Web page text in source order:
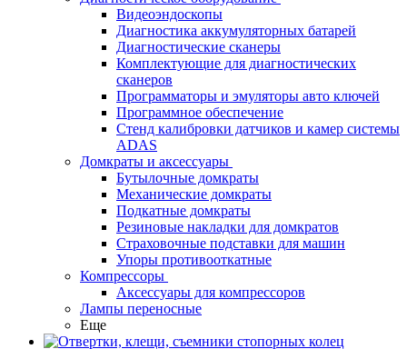
Видеоэндоскопы
Диагностика аккумуляторных батарей
Диагностические сканеры
Комплектующие для диагностических
сканеров
Программаторы и эмуляторы авто ключей
Программное обеспечение
Стенд калибровки датчиков и камер системы
ADAS
Домкраты и аксессуары
Бутылочные домкраты
Механические домкраты
Подкатные домкраты
Резиновые накладки для домкратов
Страховочные подставки для машин
Упоры противооткатные
Компрессоры
Аксессуары для компрессоров
Лампы переносные
Еще